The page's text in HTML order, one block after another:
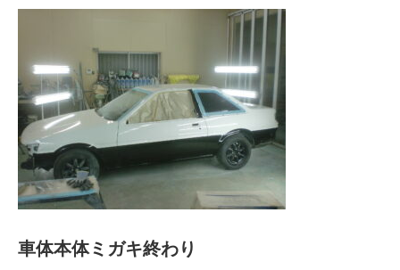
車体本体ミガキ終わり